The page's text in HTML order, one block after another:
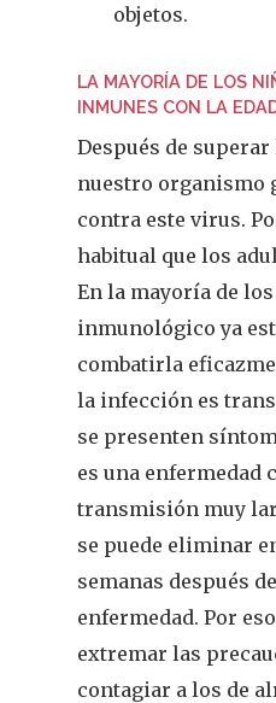
objetos.
LA MAYORÍA DE LOS
INMUNES CON LA
Después de
nuestro organismo
contra este virus.
habitual que los
En la mayoría de
inmunológico ya
combatirla
la infección es
se presenten
es una enfermedad
transmisión muy
se puede eliminar
semanas después
enfermedad. Por
extremar las
contagiar a los de